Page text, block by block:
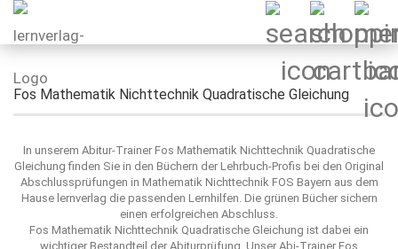
Fos Mathematik Nichttechnik Quadratische Gleichung
In unserem Abitur-Trainer Fos Mathematik Nichttechnik Quadratische
Gleichung finden Sie in den Büchern der Lehrbuch-Profis bei den Original
Abschlussprüfungen in Mathematik Nichttechnik FOS Bayern aus dem
Hause lernverlag die passenden Lernhilfen. Die grünen Bücher sichern
einen erfolgreichen Abschluss.
Fos Mathematik Nichttechnik Quadratische Gleichung ist dabei ein
wichtiger Bestandteil der Abiturprüfung. Unser Abi-Trainer Fos